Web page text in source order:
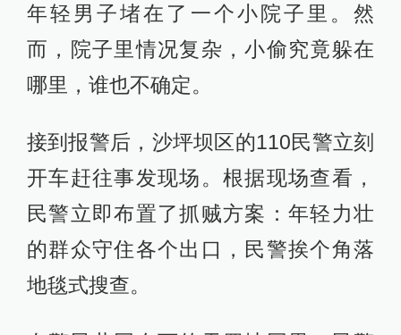
年轻男子堵在了一个小院子里。然
而，院子里情况复杂，小偷究竟躲在
哪里，谁也不确定。
接到报警后，沙坪坝区的110民警立刻
开车赶往事发现场。根据现场查看，
民警立即布置了抓贼方案：年轻力壮
的群众守住各个出口，民警挨个角落
地毯式搜查。